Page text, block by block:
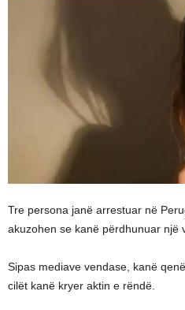
Tre persona janë arrestuar në
akuzohen se kanë përdhunuar një
Sipas mediave vendase, kanë
cilët kanë kryer aktin e rëndë.